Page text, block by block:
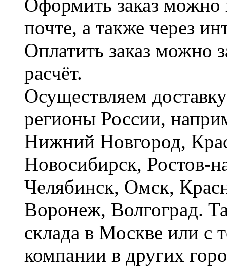
Оформить заказ можно
почте, а также через
Оплатить заказ можно
расчёт.
Осуществляем
регионы России,
Нижний Новгород,
Новосибирск, Ростов-
Челябинск, Омск,
Воронеж, Волгоград.
склада в Москве или с
компании в других